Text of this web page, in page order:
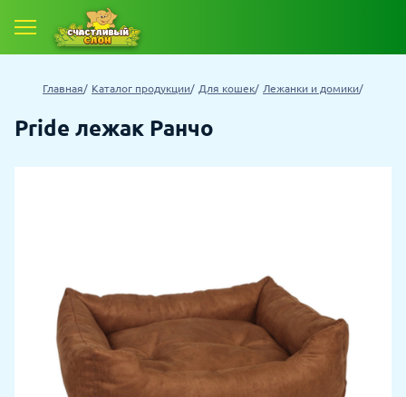
Главная Каталог продукции Для кошек Лежанки и домики
Pride лежак Ранчо